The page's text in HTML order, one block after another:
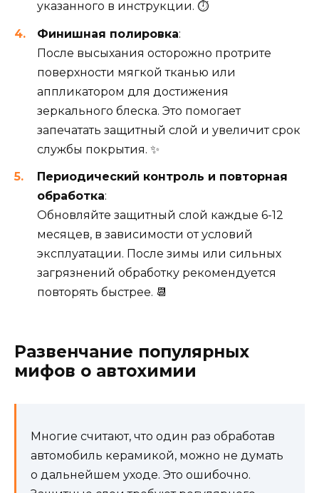
указанного в инструкции. ⏱️
Финишная полировка:
После высыхания осторожно протрите
поверхности мягкой тканью или
аппликатором для достижения
зеркального блеска. Это помогает
запечатать защитный слой и увеличит срок
службы покрытия. ✨
Периодический контроль и повторная
обработка:
Обновляйте защитный слой каждые 6-12
месяцев, в зависимости от условий
эксплуатации. После зимы или сильных
загрязнений обработку рекомендуется
повторять быстрее. 📆
Развенчание популярных
мифов о автохимии
Многие считают, что один раз обработав
автомобиль керамикой, можно не думать
о дальнейшем уходе. Это ошибочно.